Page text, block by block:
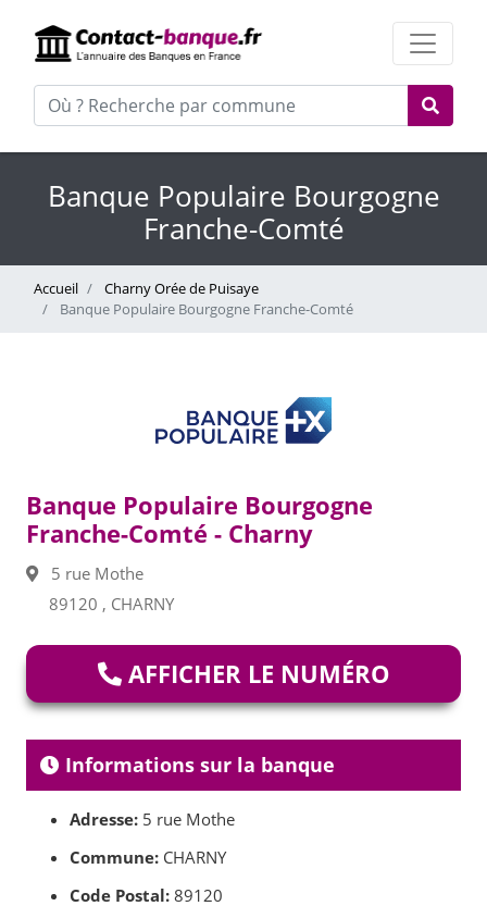
Banque Populaire Bourgogne
Franche-Comté
Accueil
Charny Orée de Puisaye
Banque Populaire Bourgogne Franche-Comté
Banque Populaire Bourgogne
Franche-Comté - Charny
5 rue Mothe
89120 , CHARNY
AFFICHER LE NUMÉRO
Informations sur la banque
Adresse: 5 rue Mothe
Commune: CHARNY
Code Postal: 89120